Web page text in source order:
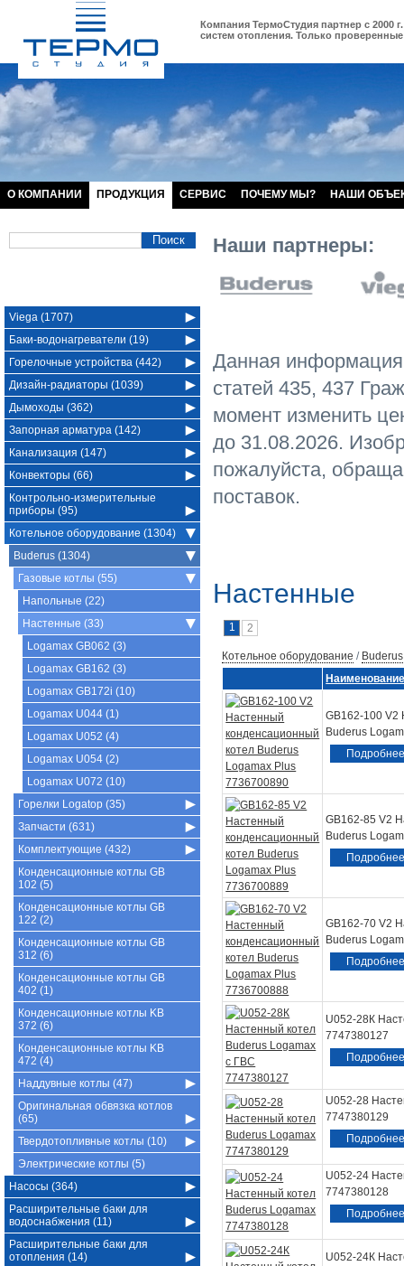
Наши партнеры:
Данная
статей 435, 437
момент изменить
до 31.08.2026.
пожалуйста,
поставок.
Настенные
1 2
Котельное оборудование / Buderus
GB162-100 V2
Buderus
Подробнее
GB162-85 V2
Buderus
Подробнее
GB162-70 V2
Buderus
Подробнее
U052-28К
7747380127
Подробнее
U052-28
7747380129
Подробнее
U052-24
7747380128
Подробнее
U052-24К
Viega (1707)
Баки-водонагреватели (19)
Горелочные устройства (442)
Дизайн-радиаторы (1039)
Дымоходы (362)
Запорная арматура (142)
Канализация (147)
Конвекторы (66)
Контрольно-измерительные
приборы (95)
Котельное оборудование (1304)
Buderus (1304)
Газовые котлы (55)
Напольные (22)
Настенные (33)
Logamax GB062 (3)
Logamax GB162 (3)
Logamax GB172i (10)
Logamax U044 (1)
Logamax U052 (4)
Logamax U054 (2)
Logamax U072 (10)
Горелки Logatop (35)
Запчасти (631)
Комплектующие (432)
Конденсационные котлы GB
102 (5)
Конденсационные котлы GB
122 (2)
Конденсационные котлы GB
312 (6)
Конденсационные котлы GB
402 (1)
Конденсационные котлы KB
372 (6)
Конденсационные котлы KB
472 (4)
Наддувные котлы (47)
Оригинальная обвязка котлов
(65)
Твердотопливные котлы (10)
Электрические котлы (5)
Насосы (364)
Расширительные баки для
водоснабжения (11)
Расширительные баки для
отопления (14)
Компания ТермоСтудия партнер с 2000
систем отопления. Только
О КОМПАНИИ ПРОДУКЦИЯ СЕРВИС ПОЧЕМУ МЫ? НАШИ